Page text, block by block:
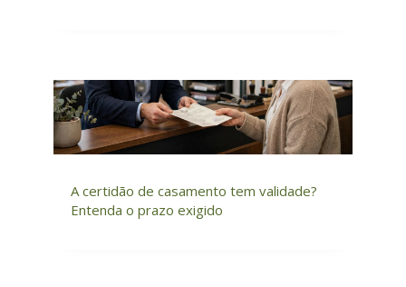
A certidão de casamento tem validade?
Entenda o prazo exigido